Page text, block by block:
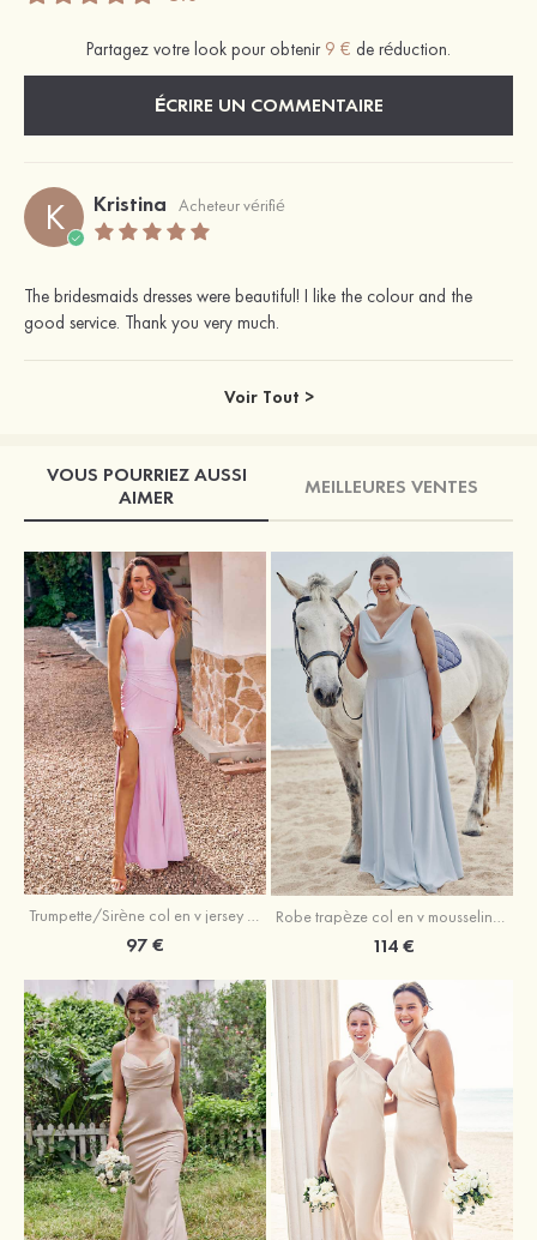
Partagez votre look pour obtenir 9 € de réduction.
ÉCRIRE UN COMMENTAIRE
K Kristina Acheteur vérifié
The bridesmaids dresses were beautiful! I like the colour and the
good service. Thank you very much.
Voir Tout >
VOUS POURRIEZ AUSSI
AIMER
MEILLEURES VENTES
Trumpette/Sirène col en v jersey ras du sol robe de demoiselle d'honneur
97 € 114 €